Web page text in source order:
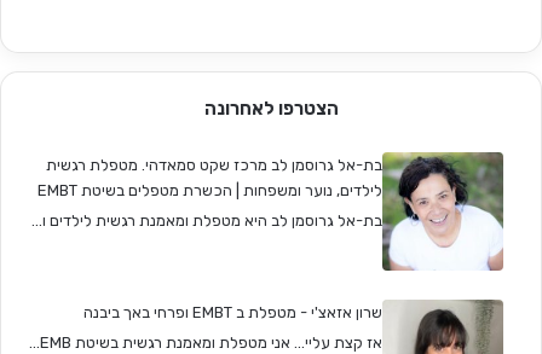
הצטרפו לאחרונה
בת-אל גרוסמן לב מרכז שקט סמאדהי. מטפלת רגשית
לילדים, נוער ומשפחות | הכשרת מטפלים בשיטת EMBT
בת-אל גרוסמן לב היא מטפלת ומאמנת רגשית לילדים ו...
שרון אזאצ'י - מטפלת ב EMBT ופרחי באך ביבנה
אז קצת עליי... אני מטפלת ומאמנת רגשית בשיטת EMB...